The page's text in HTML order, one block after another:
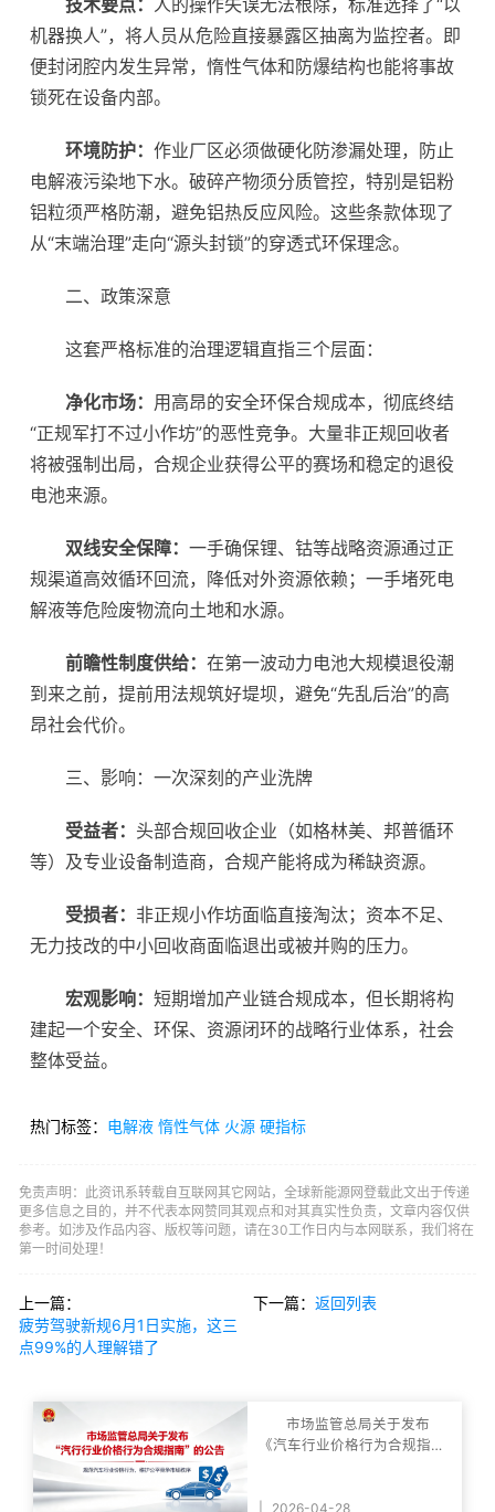
技术要点： 人的操作失误无法根除，标准选择了“以
机器换人”，将人员从危险直接暴露区抽离为监控者。即
便封闭腔内发生异常，惰性气体和防爆结构也能将事故
锁死在设备内部。
环境防护： 作业厂区必须做硬化防渗漏处理，防止
电解液污染地下水。破碎产物须分质管控，特别是铝粉
铝粒须严格防潮，避免铝热反应风险。这些条款体现了
从“末端治理”走向“源头封锁”的穿透式环保理念。
二、政策深意
这套严格标准的治理逻辑直指三个层面：
净化市场： 用高昂的安全环保合规成本，彻底终结
“正规军打不过小作坊”的恶性竞争。大量非正规回收者
将被强制出局，合规企业获得公平的赛场和稳定的退役
电池来源。
双线安全保障： 一手确保锂、钴等战略资源通过正
规渠道高效循环回流，降低对外资源依赖；一手堵死电
解液等危险废物流向土地和水源。
前瞻性制度供给： 在第一波动力电池大规模退役潮
到来之前，提前用法规筑好堤坝，避免“先乱后治”的高
昂社会代价。
三、影响：一次深刻的产业洗牌
受益者： 头部合规回收企业（如格林美、邦普循环
等）及专业设备制造商，合规产能将成为稀缺资源。
受损者： 非正规小作坊面临直接淘汰；资本不足、
无力技改的中小回收商面临退出或被并购的压力。
宏观影响： 短期增加产业链合规成本，但长期将构
建起一个安全、环保、资源闭环的战略行业体系，社会
整体受益。
热门标签： 电解液 惰性气体 火源 硬指标
免责声明：此资讯系转载自互联网其它网站，全球新能源网登载此文出于传递
更多信息之目的，并不代表本网赞同其观点和对其真实性负责，文章内容仅供
参考。如涉及作品内容、版权等问题，请在30工作日内与本网联系，我们将在
第一时间处理！
上一篇：
疲劳驾驶新规6月1日实施，这三
点99%的人理解错了
下一篇： 返回列表
市场监管总局关于发布
《汽车行业价格行为合规指
2026-04-28